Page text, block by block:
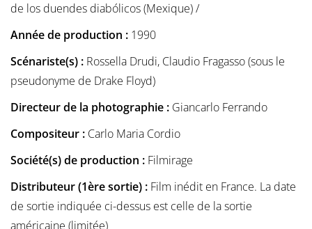
de los duendes diabólicos (Mexique) /
Année de production : 1990
Scénariste(s) : Rossella Drudi, Claudio Fragasso (sous le
pseudonyme de Drake Floyd)
Directeur de la photographie : Giancarlo Ferrando
Compositeur : Carlo Maria Cordio
Société(s) de production : Filmirage
Distributeur (1ère sortie) : Film inédit en France. La date
de sortie indiquée ci-dessus est celle de la sortie
américaine (limitée)